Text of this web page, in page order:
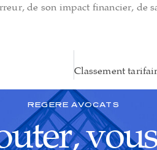
de son impact financier, de
REGERE AVOCATS